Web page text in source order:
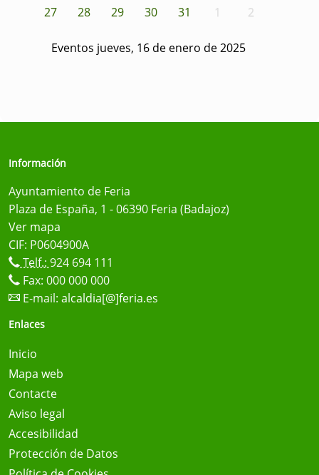
27
28 29 30 31 1 2
Eventos jueves, 16 de enero de 2025
Información
Ayuntamiento de Feria
Plaza de España, 1 - 06390 Feria (Badajoz)
Ver mapa
CIF: P0604900A
Telf.: 924 694 111
Fax: 000 000 000
E-mail: alcaldia[@]feria.es
Enlaces
Inicio
Mapa web
Contacte
Aviso legal
Accesibilidad
Protección de Datos